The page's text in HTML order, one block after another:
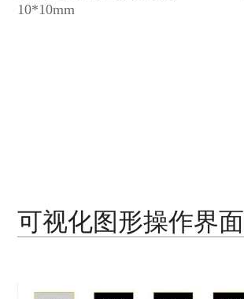
10*10mm
可视化图形操作界面